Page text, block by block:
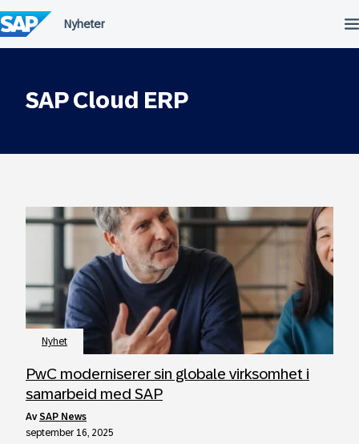
til
innhold
SAP Cloud ERP
Nyhet
PwC moderniserer sin globale virksomhet i
samarbeid med SAP
avSAP News
september 16, 2025